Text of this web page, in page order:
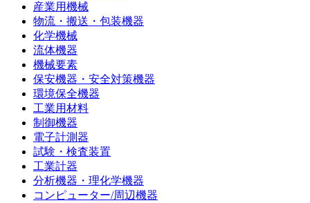
産業用機械
物流・搬送・包装機器
化学機械
流体機器
機械要素
保安機器・安全対策機器
環境保全機器
工業用材料
制御機器
電子計測器
試験・検査装置
工業計器
分析機器・理化学機器
コンピューター/周辺機器